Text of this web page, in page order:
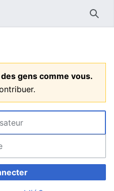
gens comme vous.